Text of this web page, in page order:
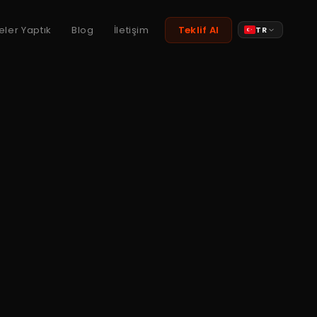
Yaptık Blog İletişim Teklif Al TR